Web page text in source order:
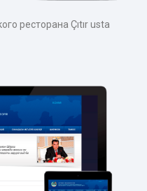
ресторана Çıtır usta